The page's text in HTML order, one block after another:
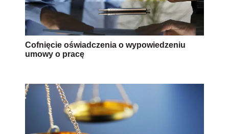
Cofnięcie oświadczenia o wypowiedzeniu
umowy o pracę